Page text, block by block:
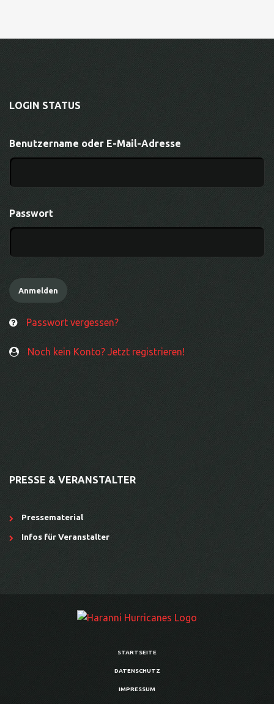
LOGIN STATUS
Benutzername oder E-Mail-Adresse
Passwort
Passwort vergessen?
Noch kein Konto? Jetzt registrieren!
PRESSE & VERANSTALTER
Pressematerial
Infos für Veranstalter
STARTSEITE
DATENSCHUTZ
IMPRESSUM